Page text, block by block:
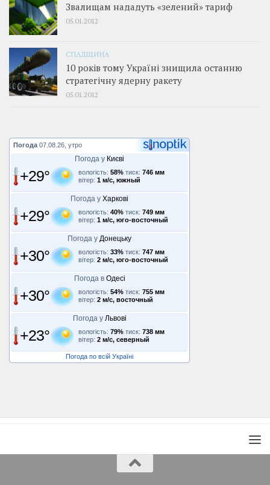
Звалищам нададуть «зелений» тариф
05.01.2012
СПАДЩИНА
10 років тому Україні знищила останню
стратегічну ядерну ракету
05.01.2012
Погода 07.08.26, утро
Погода у Києві
+29° вологість: 58% тиск: 746 мм
вітер: 1 м/с, южный
Погода у Харкові
+29° вологість: 40% тиск: 749 мм
вітер: 1 м/с, юго-восточный
Погода у Донецьку
+30° вологість: 33% тиск: 747 мм
вітер: 2 м/с, юго-восточный
Погода в Одесі
+30° вологість: 54% тиск: 755 мм
вітер: 2 м/с, восточный
Погода у Львові
+23° вологість: 79% тиск: 738 мм
вітер: 2 м/с, северный
Погода по всій Україні